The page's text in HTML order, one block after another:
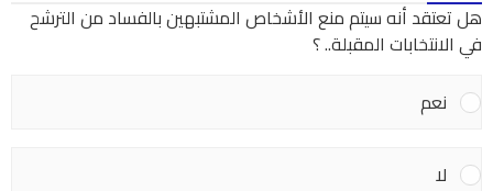
هل تعتقد أنه سيتم منع الأشخاص المشتبهين بالفساد من الترشح
في الانتخابات المقبلة.. ؟
نعم
لا